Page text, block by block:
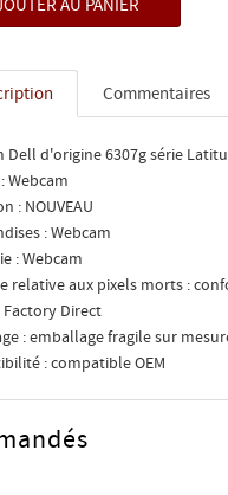
Commentaires
Dell d'origine 6307g série
Webcam
: NOUVEAU
: Webcam
: Webcam
relative aux pixels morts :
Factory Direct
: emballage fragile sur
: compatible OEM